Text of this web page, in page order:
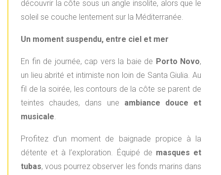
découvrir la côte sous un angle insolite, alors que le
soleil se couche lentement sur la Méditerranée.
Un moment suspendu, entre ciel et mer
En fin de journée, cap vers la baie de Porto Novo,
un lieu abrité et intimiste non loin de Santa Giulia. Au
fil de la soirée, les contours de la côte se parent de
teintes chaudes, dans une ambiance douce et
musicale.
Profitez d’un moment de baignade propice à la
détente et à l’exploration. Équipé de masques et
tubas, vous pourrez observer les fonds marins dans